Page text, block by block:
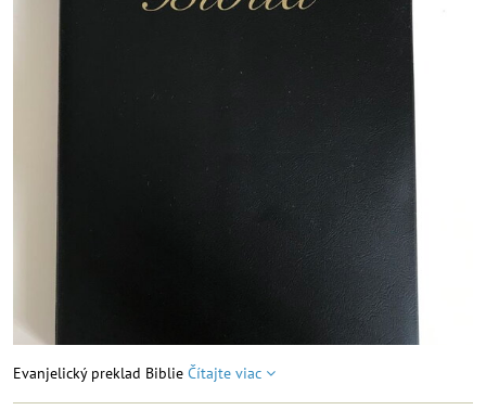
Evanjelický preklad Biblie Čítajte viac